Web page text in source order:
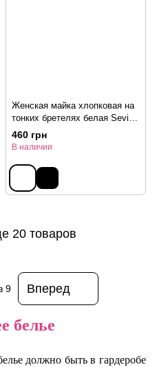
Женская майка хлопковая на
тонких бретелях белая Sevim
1260 L
460 грн
В наличии
20 товаров
9 Вперед
белье
должно быть в гардеробе